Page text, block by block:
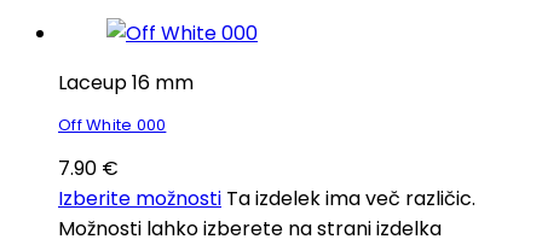
Laceup 16 mm
Off White 000
7.90 €
Izberite možnosti Ta izdelek ima več različic.
Možnosti lahko izberete na strani izdelka